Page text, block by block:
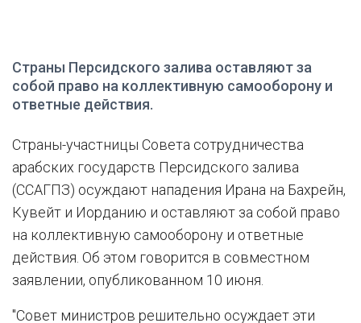
Страны Персидского залива оставляют за
собой право на коллективную самооборону и
ответные действия.
Страны-участницы Совета сотрудничества
арабских государств Персидского залива
(ССАГПЗ) осуждают нападения Ирана на Бахрейн,
Кувейт и Иорданию и оставляют за собой право
на коллективную самооборону и ответные
действия. Об этом говорится в совместном
заявлении, опубликованном 10 июня.
"Совет министров решительно осуждает эти